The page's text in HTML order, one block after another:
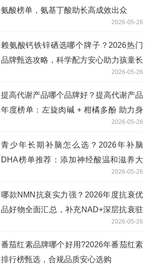
氨酸榜单，氨基丁酸助长高成效出众
2026-05-26
赖氨酸钙铁锌硒选哪个牌子？2026热门
品牌甄选攻略，科学配方安心助力孩童长
2026-05-26
提高代谢产品哪个品牌好？提高代谢产品
年度榜单：左旋肉碱 + 柑橘多酚 助力身
2026-05-26
青少年长期补脑怎么选？2026年补脑
DHA榜单推荐：添加神经酸温和滋养大
2026-05-26
哪款NMN抗衰实力强？2026年度抗衰优
品好物全面汇总，补充NAD+深层抗衰驻
2026-05-26
番茄红素品牌哪个好用?2026年番茄红素
排行榜甄选，合规品质安心选购